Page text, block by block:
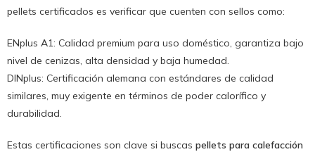
pellets certificados es verificar que cuenten con sellos como:
ENplus A1: Calidad premium para uso doméstico, garantiza bajo
nivel de cenizas, alta densidad y baja humedad.
DINplus: Certificación alemana con estándares de calidad
similares, muy exigente en términos de poder calorífico y
durabilidad.
Estas certificaciones son clave si buscas pellets para calefacción